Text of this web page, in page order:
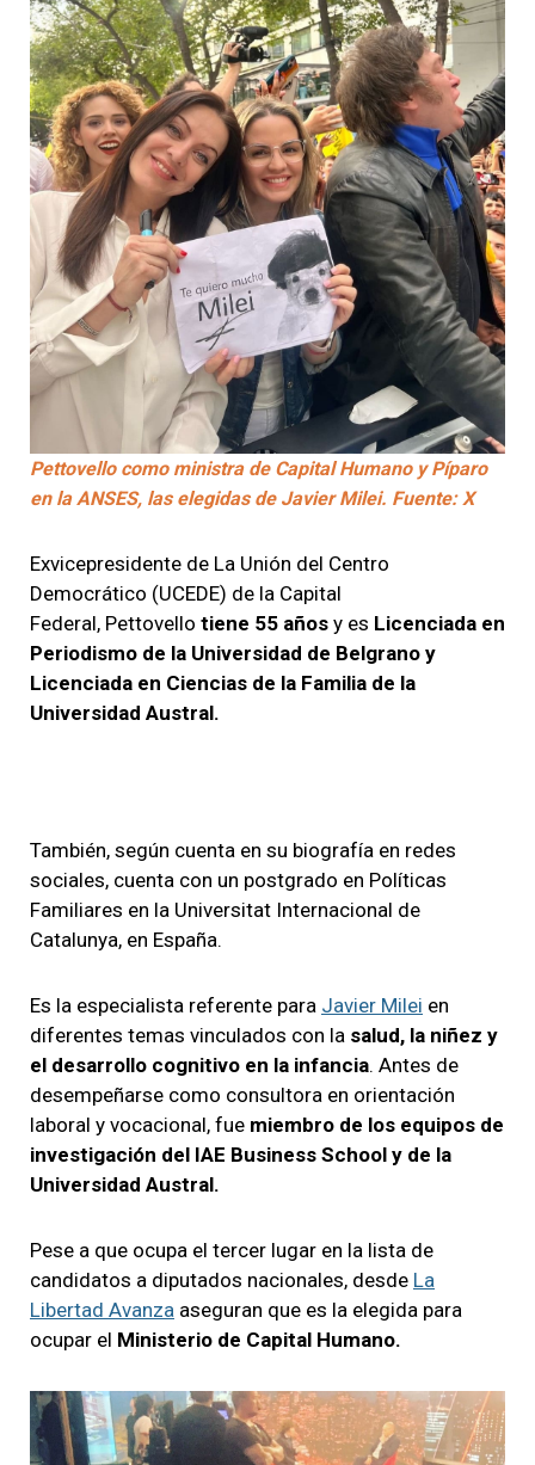
Pettovello como ministra de Capital Humano y Píparo
en la ANSES, las elegidas de Javier Milei. Fuente: X
Exvicepresidente de La Unión del Centro
Democrático (UCEDE) de la Capital
Federal, Pettovello tiene 55 años y es Licenciada en
Periodismo de la Universidad de Belgrano y
Licenciada en Ciencias de la Familia de la
Universidad Austral.
También, según cuenta en su biografía en redes
sociales, cuenta con un postgrado en Políticas
Familiares en la Universitat Internacional de
Catalunya, en España.
Es la especialista referente para Javier Milei en
diferentes temas vinculados con la salud, la niñez y
el desarrollo cognitivo en la infancia. Antes de
desempeñarse como consultora en orientación
laboral y vocacional, fue miembro de los equipos de
investigación del IAE Business School y de la
Universidad Austral.
Pese a que ocupa el tercer lugar en la lista de
candidatos a diputados nacionales, desde La
Libertad Avanza aseguran que es la elegida para
ocupar el Ministerio de Capital Humano.